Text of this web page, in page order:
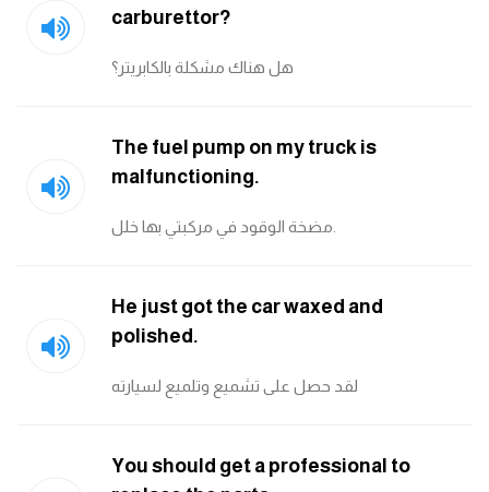
carburettor?
هل هناك مشكلة بالكابريتر؟
The fuel pump on my truck is
malfunctioning.
He just got the car waxed and
polished.
لقد حصل على تشميع وتلميع لسيارته
You should get a professional to